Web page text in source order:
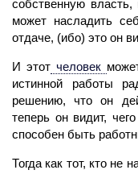
собственную
может насла­дить
отдаче, (ибо) это он
И этот человек
истинной работы
решению, что он
теперь он видит,
способен быть
Тогда как тот, кто не